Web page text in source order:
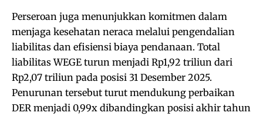
Perseroan juga menunjukkan komitmen dalam
menjaga kesehatan neraca melalui pengendalian
liabilitas dan efisiensi biaya pendanaan. Total
liabilitas WEGE turun menjadi Rp1,92 triliun dari
Rp2,07 triliun pada posisi 31 Desember 2025.
Penurunan tersebut turut mendukung perbaikan
DER menjadi 0,99x dibandingkan posisi akhir tahun